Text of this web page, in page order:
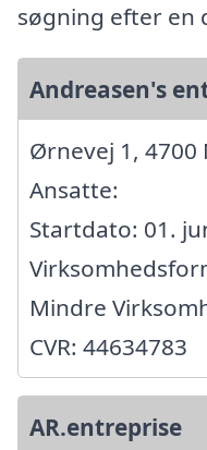
søgning efter en
Andreasen's
Ørnevej 1, 4700
Ansatte:
Startdato: 01.
Mindre
CVR: 44634783
AR.entreprise